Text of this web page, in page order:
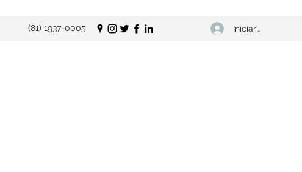
(81) 1937-0005 Iniciar sesión